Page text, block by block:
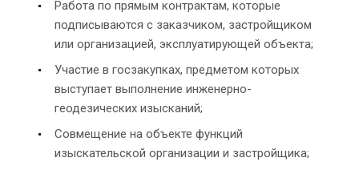
Работа по прямым контрактам, которые
подписываются с заказчиком, застройщиком
или организацией, эксплуатирующей объекта;
Участие в госзакупках, предметом которых
выступает выполнение инженерно-
геодезических изысканий;
Совмещение на объекте функций
изыскательской организации и застройщика;